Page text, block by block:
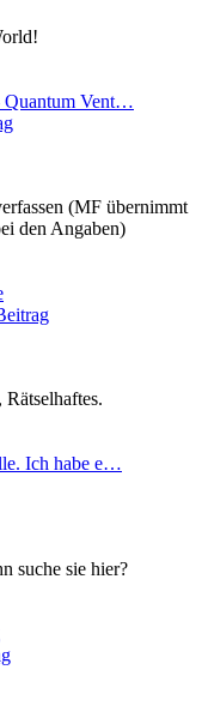
Quantum Vent…
(MF übernimmt
den Angaben)
Ich habe e…
suche sie hier?